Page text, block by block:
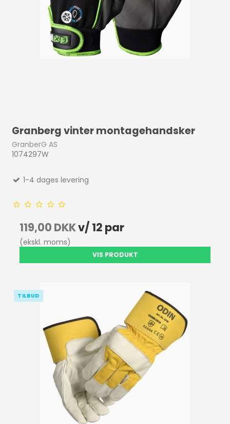
Granberg vinter montagehandsker
GranberG AS
1074297W
1-4 dages levering
119,00 DKKv/ 12 par
(ekskl. moms)
VIS PRODUKT
TILBUD